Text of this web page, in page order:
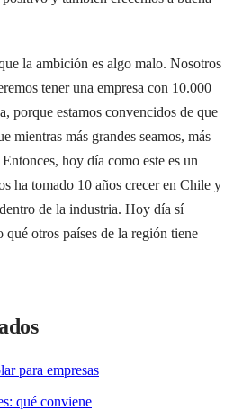
la ambición es algo malo. Nosotros
tener una empresa con 10.000
porque estamos convencidos de que
mientras más grandes seamos, más
hoy día como este es un
ha tomado 10 años crecer en Chile y
de la industria. Hoy día sí
qué otros países de la región tiene
para empresas
qué conviene